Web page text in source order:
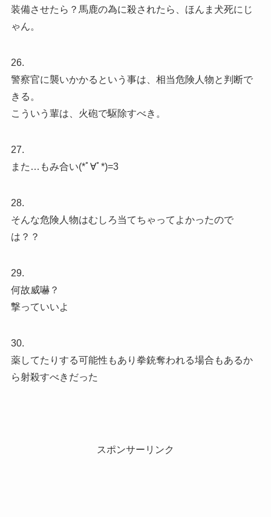
装備させたら？馬鹿の為に殺されたら、ほんま犬死にじ
ゃん。
26.
警察官に襲いかかるという事は、相当危険人物と判断で
きる。
こういう輩は、火砲で駆除すべき。
27.
また…もみ合い(*ﾟ∀ﾟ*)=3
28.
そんな危険人物はむしろ当てちゃってよかったので
は？？
29.
何故威嚇？
撃っていいよ
30.
薬してたりする可能性もあり拳銃奪われる場合もあるか
ら射殺すべきだった
スポンサーリンク